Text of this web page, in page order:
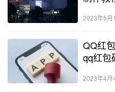
2023年5月
QQ红
qq红包
2023年4月